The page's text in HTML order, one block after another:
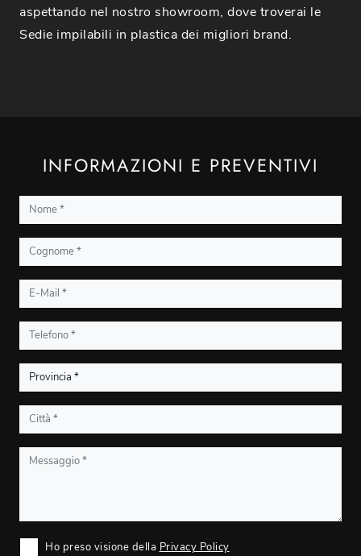
aspettando nel nostro showroom, dove troverai le
Sedie impilabili in plastica dei migliori brand.
INFORMAZIONI E PREVENTIVI
Ho preso visione della Privacy Policy